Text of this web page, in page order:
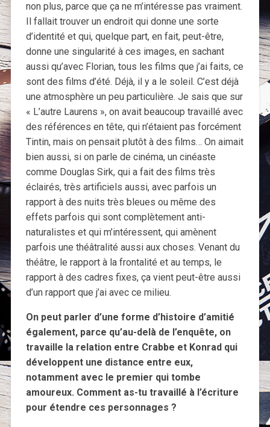
non plus, parce que ça ne m’intéresse pas vraiment.
Il fallait trouver un endroit qui donne une sorte
d’identité et qui, quelque part, en fait, peut-être,
donne une singularité à ces images, en sachant
aussi qu’avec Florian, tous les films que j’ai faits, ce
sont des films d’été. Déjà, il y a le soleil. C’est déjà
une atmosphère un peu particulière. Je sais que sur
« L’autre Laurens », on avait beaucoup travaillé avec
des références en tête, qui n’étaient pas forcément
Tintin, mais on pensait plutôt à des films… On aimait
bien aussi, si on parle de cinéma, un cinéaste
comme Douglas Sirk, qui a fait des films très
éclairés, très artificiels aussi, avec parfois un
rapport à des nuits très bleues ou même des
effets parfois qui sont complètement anti-
naturalistes et qui m’intéressent, qui amènent
parfois une théâtralité aussi aux choses. Venant du
théâtre, le rapport à la frontalité et au temps, le
rapport à des cadres fixes, ça vient peut-être aussi
d’un rapport que j’ai avec ce milieu.
On peut parler d’une forme d’histoire d’amitié
également, parce qu’au-delà de l’enquête, on
travaille la relation entre Crabbe et Konrad qui
développent une distance entre eux,
notamment avec le premier qui tombe
amoureux. Comment as-tu travaillé à l’écriture
pour étendre ces personnages ?